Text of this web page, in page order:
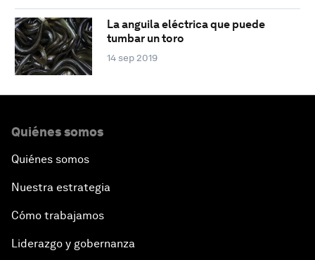
La anguila eléctrica que puede
tumbar un toro
14 sep 2019
Quiénes somos
Quiénes somos
Nuestra estrategia
Cómo trabajamos
Liderazgo y gobernanza